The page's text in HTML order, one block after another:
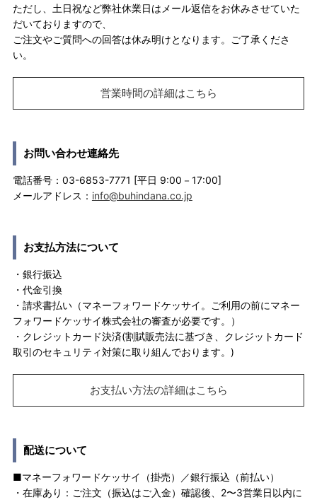
ただし、土日祝など弊社休業日はメール返信をお休みさせていた
だいておりますので、
ご注文やご質問への回答は休み明けとなります。ご了承くださ
い。
営業時間の詳細はこちら
お問い合わせ連絡先
電話番号：03-6853-7771 [平日 9:00－17:00]
メールアドレス： info@buhindana.co.jp
お支払方法について
・銀行振込
・代金引換
・請求書払い（マネーフォワードケッサイ。ご利用の前にマネー
フォワードケッサイ株式会社の審査が必要です。）
・クレジットカード決済(割賦販売法に基づき、クレジットカード
取引のセキュリティ対策に取り組んでおります。)
お支払い方法の詳細はこちら
配送について
■マネーフォワードケッサイ（掛売）／銀行振込（前払い）
・在庫あり：ご注文（振込はご入金）確認後、2〜3営業日以内に